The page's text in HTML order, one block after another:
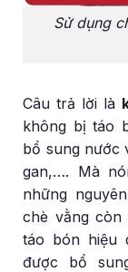
Sử dụng
Câu trả lời là
không bị táo
bổ sung nước
gan,…. Mà
những
chè vằng còn
táo bón hiệu
được bổ